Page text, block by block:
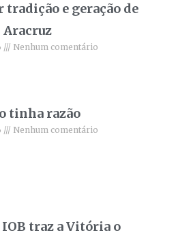
e geração de
Aracruz
Nenhum comentário
tinha razão
Nenhum comentário
IOB traz a Vitória o